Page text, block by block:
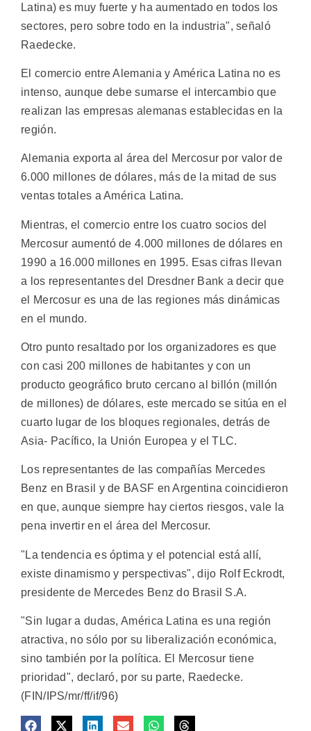
Latina) es muy fuerte y ha aumentado en todos los
sectores, pero sobre todo en la industria", señaló
Raedecke.
El comercio entre Alemania y América Latina no es
intenso, aunque debe sumarse el intercambio que
realizan las empresas alemanas establecidas en la
región.
Alemania exporta al área del Mercosur por valor de
6.000 millones de dólares, más de la mitad de sus
ventas totales a América Latina.
Mientras, el comercio entre los cuatro socios del
Mercosur aumentó de 4.000 millones de dólares en
1990 a 16.000 millones en 1995. Esas cifras llevan
a los representantes del Dresdner Bank a decir que
el Mercosur es una de las regiones más dinámicas
en el mundo.
Otro punto resaltado por los organizadores es que
con casi 200 millones de habitantes y con un
producto geográfico bruto cercano al billón (millón
de millones) de dólares, este mercado se sitúa en el
cuarto lugar de los bloques regionales, detrás de
Asia- Pacífico, la Unión Europea y el TLC.
Los representantes de las compañías Mercedes
Benz en Brasil y de BASF en Argentina coincidieron
en que, aunque siempre hay ciertos riesgos, vale la
pena invertir en el área del Mercosur.
"La tendencia es óptima y el potencial está allí,
existe dinamismo y perspectivas", dijo Rolf Eckrodt,
presidente de Mercedes Benz do Brasil S.A.
"Sin lugar a dudas, América Latina es una región
atractiva, no sólo por su liberalización económica,
sino también por la política. El Mercosur tiene
prioridad", declaró, por su parte, Raedecke.
(FIN/IPS/mr/ff/if/96)